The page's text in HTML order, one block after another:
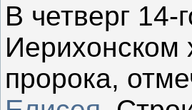
В четверг 14-
Иерихонском
пророка,